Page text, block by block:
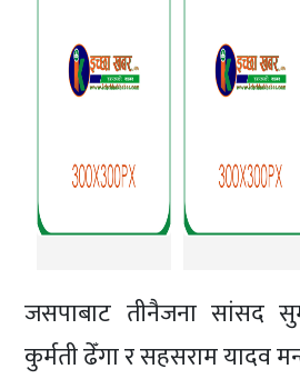
जसपाबाट तीनैजना सांसद
कुर्मती ढेँगा र सहसराम यादव